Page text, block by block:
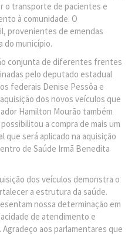
o transporte de pacientes e
à comunidade. O
provenientes de emendas
do município.
conjunta de diferentes frentes
pelo deputado estadual
federais Denise Pessôa e
dos novos veículos que
Hamilton Mourão também
a compra de mais um
que será aplicado na aquisição
de Saúde Irmã Benedita
dos veículos demonstra o
a estrutura da saúde.
nossa determinação em
de atendimento e
aos parlamentares que